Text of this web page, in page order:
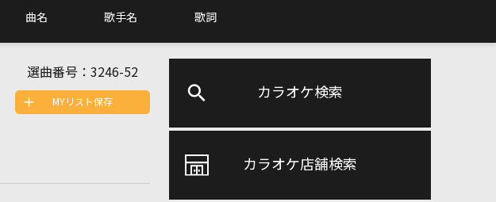
曲名 歌手名 歌詞
カラオケ検索
カラオケ店舗検索
選曲番号： 3246-52
MYリスト保存